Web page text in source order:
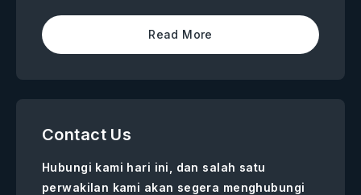
Read More
Contact Us
Hubungi kami hari ini, dan salah satu
perwakilan kami akan segera menghubungi